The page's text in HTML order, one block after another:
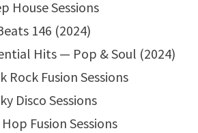
House Sessions
146 (2024)
Hits — Pop & Soul (2024)
Rock Fusion Sessions
Disco Sessions
Fusion Sessions